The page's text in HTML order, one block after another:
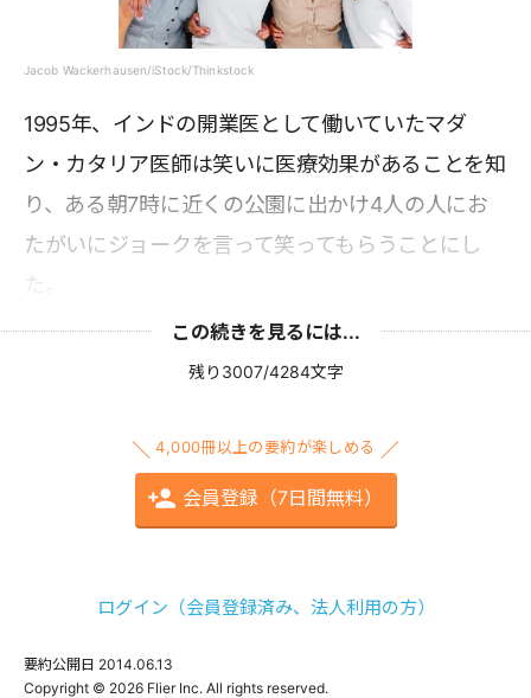
Jacob Wackerhausen/iStock/Thinkstock
1995年、インドの開業医として働いていたマダ
ン・カタリア医師は笑いに医療効果があることを知
り、ある朝7時に近くの公園に出かけ4人の人にお
たがいにジョークを言って笑ってもらうことにし
た。
この続きを見るには...
残り3007/4284文字
4,000冊以上の要約が楽しめる
会員登録（7日間無料）
ログイン（会員登録済み、法人利用の方）
要約公開日 2014.06.13